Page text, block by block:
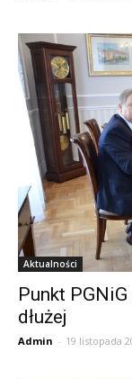
Aktualności
Punkt
dłużej
Admin - 19 listopada